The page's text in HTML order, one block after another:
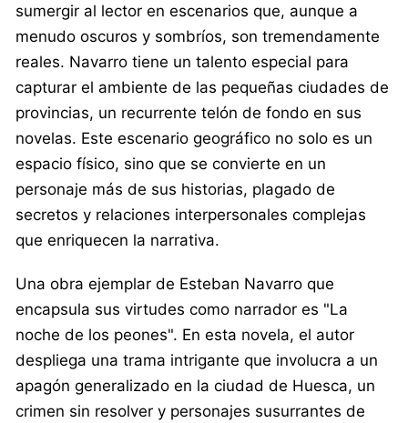
sumergir al lector en escenarios que, aunque a
menudo oscuros y sombríos, son tremendamente
reales. Navarro tiene un talento especial para
capturar el ambiente de las pequeñas ciudades de
provincias, un recurrente telón de fondo en sus
novelas. Este escenario geográfico no solo es un
espacio físico, sino que se convierte en un
personaje más de sus historias, plagado de
secretos y relaciones interpersonales complejas
que enriquecen la narrativa.
Una obra ejemplar de Esteban Navarro que
encapsula sus virtudes como narrador es "La
noche de los peones". En esta novela, el autor
despliega una trama intrigante que involucra a un
apagón generalizado en la ciudad de Huesca, un
crimen sin resolver y personajes susurrantes de